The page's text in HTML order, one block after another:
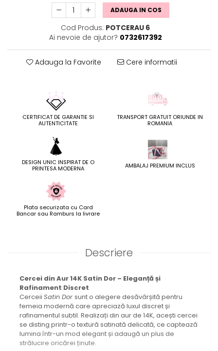
ADAUGA IN COS
Cod Produs: POTCERAU 6
Ai nevoie de ajutor? 0732617392
Adauga la Favorite Cere informatii
CERTIFICAT DE GARANTIE SI
AUTENTICITATE
TRANSPORT GRATUIT ORIUNDE IN
ROMANIA
DESIGN UNIC INSPIRAT DE O
PRINTESA MODERNA
AMBALAJ PREMIUM INCLUS
Plata securizata cu Card
Bancar sau Ramburs la livrare
Descriere
Cercei din Aur 14K Satin Dor – Eleganță și
Rafinament Discret
Cerceii Satin Dor sunt o alegere desăvârșită pentru
femeia modernă care apreciază luxul discret și
rafinamentul subtil. Realizați din aur de 14K, acești cercei
se disting printr-o textură satinată delicată, ce captează
lumina într-un mod elegant și adaugă un plus de
strălucire oricărei ținute.